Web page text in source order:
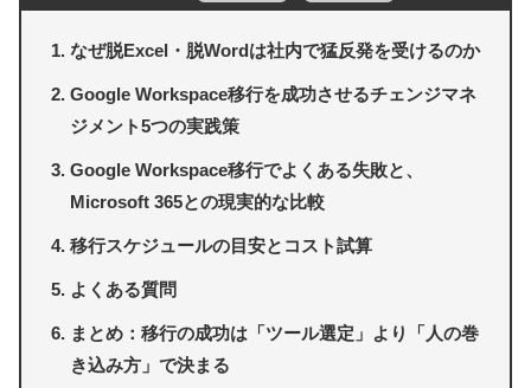
なぜ脱Excel・脱Wordは社内で猛反発を受けるのか
Google Workspace移行を成功させるチェンジマネ
ジメント5つの実践策
Google Workspace移行でよくある失敗と、
Microsoft 365との現実的な比較
移行スケジュールの目安とコスト試算
よくある質問
まとめ：移行の成功は「ツール選定」より「人の巻
き込み方」で決まる